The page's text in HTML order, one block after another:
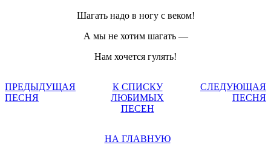
Шагать надо в ногу с веком!
А мы не хотим шагать —
Нам хочется гулять!
ПРЕДЫДУЩАЯ
ПЕСНЯ
К СПИСКУ
ЛЮБИМЫХ
ПЕСЕН
СЛЕДУЮЩАЯ
ПЕСНЯ
НА ГЛАВНУЮ